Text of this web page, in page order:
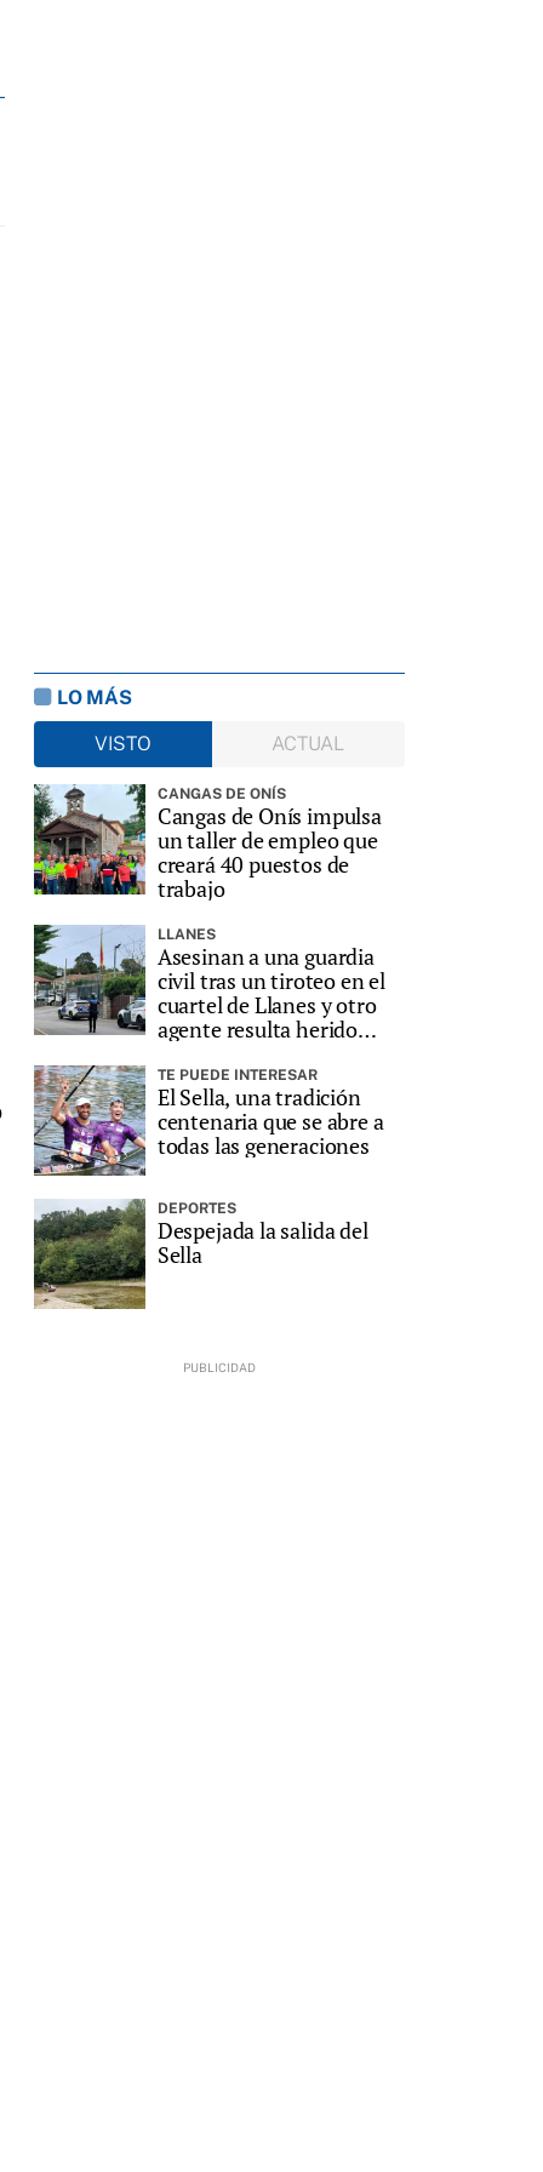
LO MÁS
VISTO
ACTUAL
CANGAS DE ONÍS
Cangas de Onís impulsa
un taller de empleo que
creará 40 puestos de
trabajo
LLANES
Asesinan a una guardia
civil tras un tiroteo en el
cuartel de Llanes y otro
agente resulta herido
TE PUEDE INTERESAR
El Sella, una tradición
centenaria que se abre a
todas las generaciones
DEPORTES
Despejada la salida del
Sella